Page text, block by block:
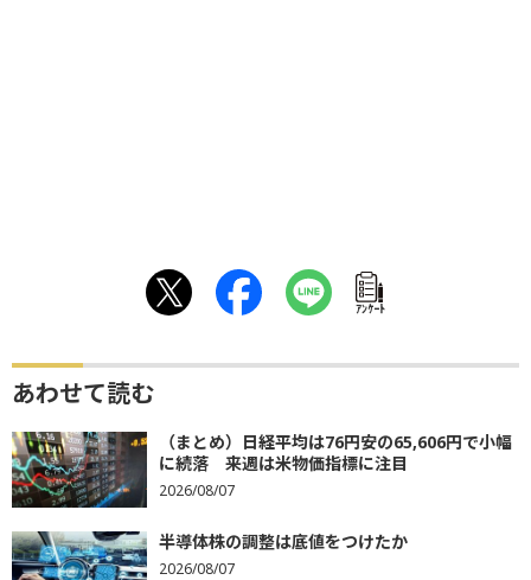
ｱﾝｹｰﾄ
あわせて読む
（まとめ）日経平均は76円安の65,606円で小幅
に続落 来週は米物価指標に注目
2026/08/07
半導体株の調整は底値をつけたか
2026/08/07